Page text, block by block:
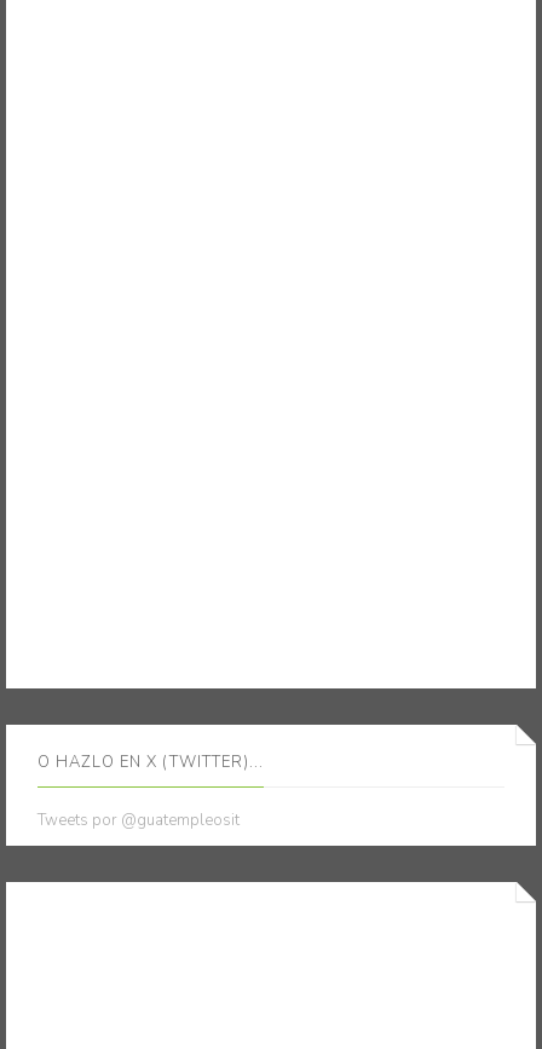
O HAZLO EN X (TWITTER)...
Tweets por @guatempleosit